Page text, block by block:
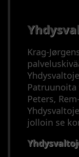
Krag-
Peters,
jolloin se